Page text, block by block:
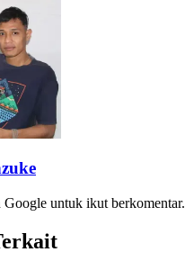
Google untuk ikut berkomentar.